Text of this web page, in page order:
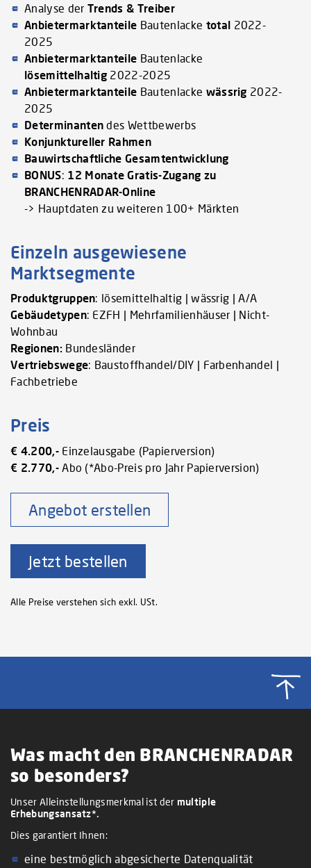
Analyse der Trends & Treiber
Anbietermarktanteile Bautenlacke total 2022-
2025
Anbietermarktanteile Bautenlacke
lösemittelhaltig 2022-2025
Anbietermarktanteile Bautenlacke wässrig 2022-
2025
Determinantendes Wettbewerbs
Konjunktureller Rahmen
Bauwirtschaftliche Gesamtentwicklung
BONUS: 12 Monate Gratis-Zugang zu
BRANCHENRADAR-Online
-> Hauptdaten zu weiteren 100+ Märkten
Einzeln ausgewiesene
Marktsegmente
Produktgruppen: lösemittelhaltig | wässrig | A/A
Gebäudetypen: EZFH | Mehrfamilienhäuser | Nicht-
Wohnbau
Regionen: Bundesländer
Vertriebswege: Baustoffhandel/DIY | Farbenhandel |
Fachbetriebe
Preis
€ 4.200,-Einzelausgabe (Papierversion)
€ 2.770,-Abo (*Abo-Preis pro Jahr Papierversion)
Angebot erstellen
Jetzt bestellen
Alle Preise verstehen sich exkl. USt.
Was macht den BRANCHENRADAR
so besonders?
Unser Alleinstellungsmerkmal ist der multiple
Erhebungsansatz*.
Dies garantiert Ihnen:
eine bestmöglich abgesicherte Datenqualität